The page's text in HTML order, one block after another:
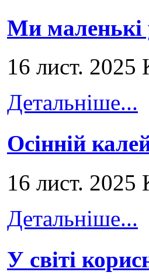
Ми маленькі
16 лист. 2025
Детальніше...
Осінній
16 лист. 2025
Детальніше...
У світі